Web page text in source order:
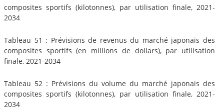
composites sportifs (kilotonnes), par utilisation finale, 2021-
2034
Tableau 51 : Prévisions de revenus du marché japonais des
composites sportifs (en millions de dollars), par utilisation
finale, 2021-2034
Tableau 52 : Prévisions du volume du marché japonais des
composites sportifs (kilotonnes), par utilisation finale, 2021-
2034